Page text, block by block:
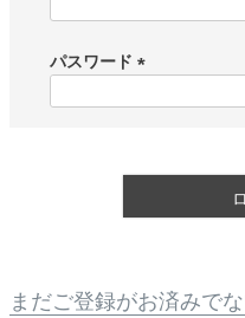
)
パスワード
まだご登録がお済みで